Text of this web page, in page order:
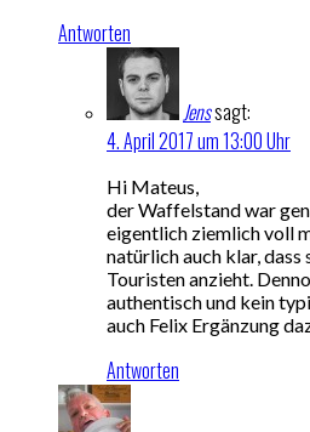
Antworten
Jenssagt:
4. April 2017 um 13:00 Uhr
Hi Mateus,
der Waffelstand war
eigentlich ziemlich voll
natürlich auch klar, dass
Touristen anzieht.
authentisch und kein
auch Felix Ergänzung
Antworten